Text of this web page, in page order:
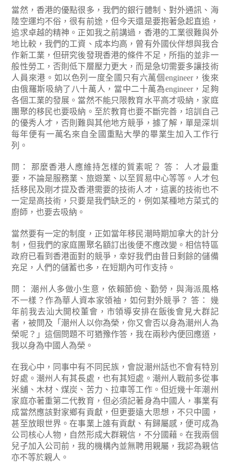
當然，香港的優點很多，我們的銀行體制、對外通訊、海
陸空運均不俗，很有前途，但今天還是要抱著急起直追，
追求卓越的精神。正如我之前講過，香港的工業很難與外
地比較，我們的工資、成本均高，曾有外國伙伴想與我合
作新工業，但研究後發現香港的條件不足，所指的並非一
般性勞工，否則低下層壓力更大，而是急切需要多讓技術
人員來港。如以色列一度全國只有六萬個engineer，後來
由俄羅斯吸納了八十萬人，當中二十萬為engineer，足夠
各個工業的發展。當然不能只限教育水平高才吸納，家庭
團聚的移民也要吸納。至於教育也要不斷完善，培訓自己
的優秀人才，否則難與其他地方競爭，據了解，單是深圳
每年便有一萬名來自全國重點大學的畢業生加入工作行
列。
問： 那麼香港人應維持怎樣的質素呢？
答： 人才最重
要，不論是服務業、旅遊業、以至貿易中心等等。人才包
括移民及剛才提及香港需要的技術人才，這裏的技術也不
一定是高技術，只要是我們缺乏的，例如某種地方菜式的
廚師，也要去吸納。
當然要有一定的制度，正如當年移民潮時期加拿大的計分
制，但我們的家庭團聚名額訂出後便不應改變。相信特區
政府已看到香港面對的競爭，幸好我們由昔日剩餘的儲備
充足，人們的儲蓄也多，在短期內可作支持。
問： 潮州人多做小生意，依賴節儉、勤勞，與海派風格
不一樣？作為華人資本家領袖，如何對外競爭？ 答： 幾
年前我去汕大開校董會，市領導安排在飯後會見大群記
者，被問及「潮州人以你為榮，你又會否以身為潮州人為
榮呢？」這個問題不可猶豫作答，我在兩秒內便回應道，
我以身為中國人為榮。
在我心中，同事中有不同民族，會說潮州話也不會有特別
好處。潮州人有其長處，也有其短處。潮州人戰前多從事
米舖、木材、煤炭、苦力、拉車等工作。但近幾十年潮州
家庭亦著重第二代教育，但必須記著身為中國人，事業有
成當然應該對家鄉有貢獻，但更要遠大思想，不只中國，
甚至放眼世界。在事業上誰有貢獻、有歸屬感，便可成為
公司核心人物，自然形成大群親信，不分國藉。在我兩個
兒子加入公司前，我的機構內並無聘用親屬，我認為親信
亦不等於親人。